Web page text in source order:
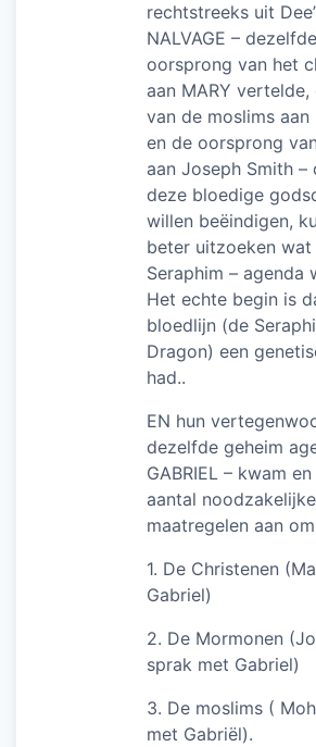
rechtstreeks uit
NALVAGE –
oorsprong van het
aan MARY
van de moslims aan
en de oorsprong
aan Joseph Smith
deze bloedige
willen beëindigen,
beter uitzoeken wat
Seraphim – agenda
Het echte begin is
bloedlijn (de
Dragon) een
had..
EN hun
dezelfde geheim
GABRIEL – kwam
aantal
maatregelen aan
1. De Christenen
Gabriel)
2. De Mormonen
sprak met Gabriel)
3. De moslims (
met Gabriël).